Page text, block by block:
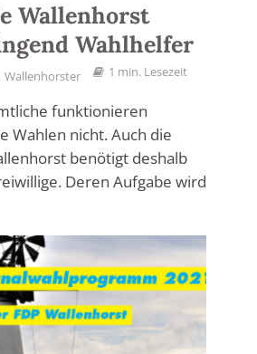
Wallenhorst
Wahlhelfer
Wallenhorster 1 min. Lesezeit
funktionieren
Wahlen nicht. Auch die
benötigt deshalb
Deren Aufgabe wird